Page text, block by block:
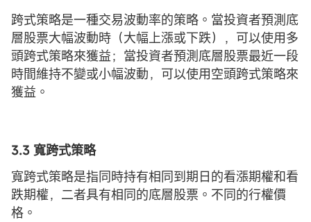
跨式策略是一種交易波動率的策略。當投資者預測底
層股票大幅波動時（大幅上漲或下跌），可以使用多
頭跨式策略來獲益；當投資者預測底層股票最近一段
時間維持不變或小幅波動，可以使用空頭跨式策略來
獲益。
3.3 寬跨式策略
寬跨式策略是指同時持有相同到期日的看漲期權和看
跌期權，二者具有相同的底層股票。不同的行權價
格。